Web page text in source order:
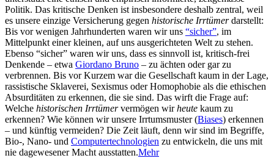
Politik. Das kritische Denken ist insbesondere deshalb zentral, weil
es unsere einzige Versicherung gegen historische Irrtümerdarstellt:
Bis vor wenigen Jahrhunderten waren wir uns “sicher”, im
Mittelpunkt einer kleinen, auf uns ausgerichteten Welt zu stehen.
Ebenso “sicher” waren wir uns, dass es sinnvoll ist, kritisch-frei
Denkende – etwa Giordano Bruno – zu ächten oder gar zu
verbrennen. Bis vor Kurzem war die Gesellschaft kaum in der Lage,
rassistische Sklaverei, Sexismus oder Homophobie als die ethischen
Absurditäten zu erkennen, die sie sind. Das wirft die Frage auf:
Welche historischen Irrtümervermögen wirheute kaum zu
erkennen? Wie können wir unsere Irrtumsmuster (Biases) erkennen
– und künftig vermeiden? Die Zeit läuft, denn wir sind im Begriffe,
Bio-, Nano- und Computertechnologien zu entwickeln, die uns mit
nie dagewesener Macht ausstatten.Mehr